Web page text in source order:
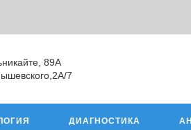
89А
7
ДИАГНОСТИКА